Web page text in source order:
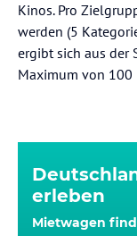
Kinos. Pro
werden (5
ergibt sich aus der
Maximum von 100
erleben
Mietwagen